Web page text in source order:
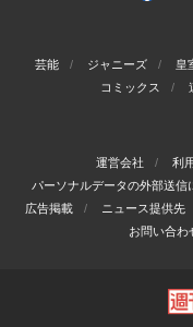
芸能 ジャニーズ 皇
コミックス
運営会社 利
パーソナルデータの外部送信
広告掲載
ニュース提供先
お問い合わ